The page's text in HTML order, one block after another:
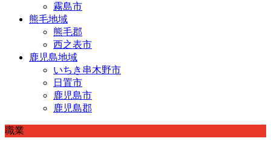
霧島市
熊毛地域
熊毛郡
西之表市
鹿児島地域
いちき串木野市
日置市
鹿児島市
鹿児島郡
職業